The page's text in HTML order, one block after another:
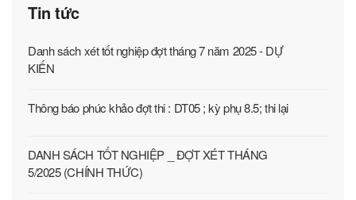
Tin tức
Danh sách xét tốt nghiệp đợt tháng 7 năm 2025 - DỰ
KIẾN
Thông báo phúc khảo đợt thi : DT05 ; kỳ phụ 8.5; thi lại
DANH SÁCH TỐT NGHIỆP _ ĐỢT XÉT THÁNG
5/2025 (CHÍNH THỨC)